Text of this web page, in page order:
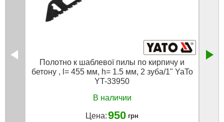
Полотно к шаблевої пилы по кирпичу и
бетону , l= 455 мм, h= 1.5 мм, 2 зуба/1" YaTo
YT-33950
В наличии
Цена:950 грн